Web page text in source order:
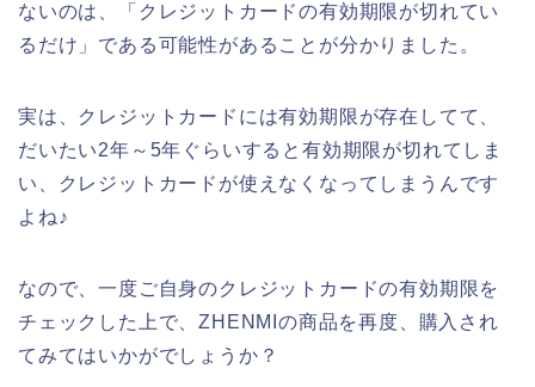
ないのは、「クレジットカードの有効期限が切れてい
るだけ」である可能性があることが分かりました。
実は、クレジットカードには有効期限が存在してて、
だいたい2年～5年ぐらいすると有効期限が切れてしま
い、クレジットカードが使えなくなってしまうんです
よね♪
なので、一度ご自身のクレジットカードの有効期限を
チェックした上で、ZHENMIの商品を再度、購入され
てみてはいかがでしょうか？